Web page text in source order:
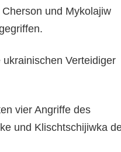
und Mykolajiw
Verteidiger
vier Angriffe des
und Klischtschijiwka